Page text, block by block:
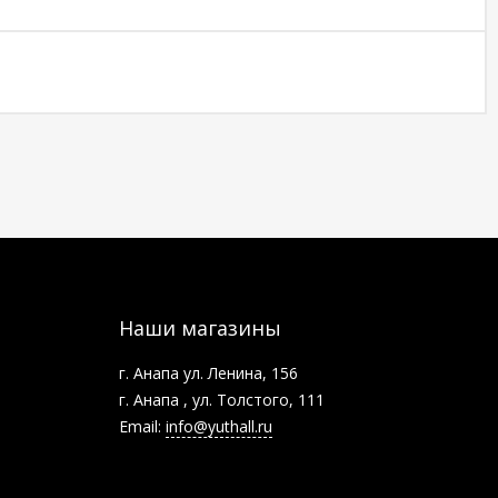
Наши магазины
г. Анапа ул. Ленина, 156
г. Анапа , ул. Толстого, 111
Email: info@yuthall.ru